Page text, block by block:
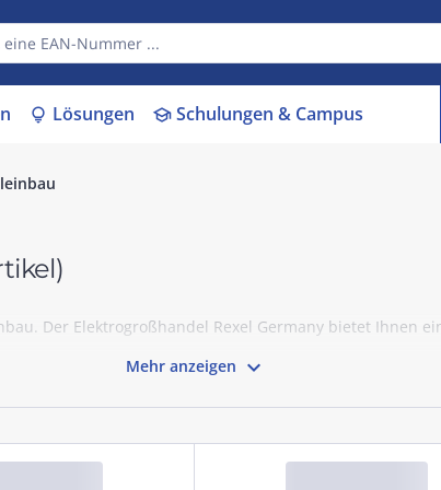
lightbulb Lösungen schoolSchulungen & Campus
Der Elektrogroßhandel Rexel Germany bietet Ihnen
Mehr anzeigen 